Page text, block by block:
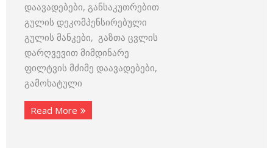
დაავადებები, განსაკუთრებით
გულის დეკომპენსირებული
გულის მანკები, გაზთა ცვლის
დარღვევით მიმდინარე
ფილტვის მძიმე დაავადებები,
გამოხატული
Read More